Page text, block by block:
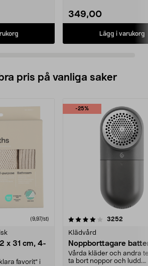
349,00
Lägg i varukorg
pris på vanliga saker
(9,97/st)
x 31 cm, 4-
favorit” i
-25%
3252
Klädvård
Noppborttagare
Vårda kläder och andra
ta bort noppor och ludd.
4.5av 5 stjärnor